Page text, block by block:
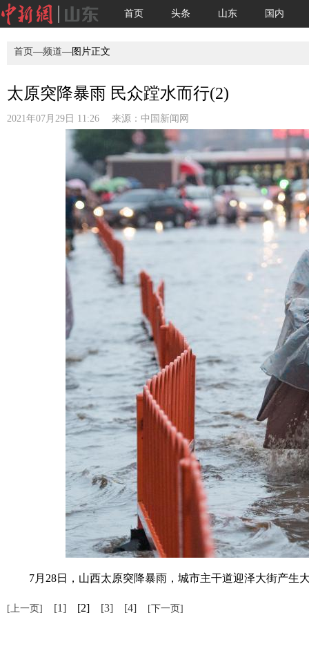
首页 头条 山东 国内
首页—频道—图片正文
太原突降暴雨 民众蹚水而行(2)
2021年07月29日 11:26 来源： 中国新闻网
7月28日，山西太原突降暴雨，城市主干道迎泽大街产生
[上一页] [1] [2] [3] [4] [下一页]